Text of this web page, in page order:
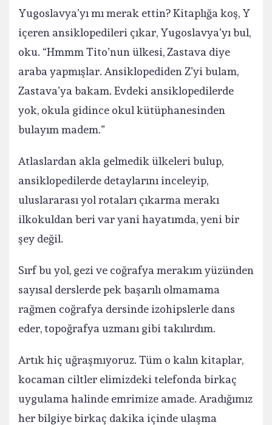
Yugoslavya’yı mı merak ettin? Kitaplığa koş, Y
içeren ansiklopedileri çıkar, Yugoslavya’yı bul,
oku. “Hmmm Tito’nun ülkesi, Zastava diye
araba yapmışlar. Ansiklopediden Z’yi bulam,
Zastava’ya bakam. Evdeki ansiklopedilerde
yok, okula gidince okul kütüphanesinden
bulayım madem.”
Atlaslardan akla gelmedik ülkeleri bulup,
ansiklopedilerde detaylarını inceleyip,
uluslararası yol rotaları çıkarma merakı
ilkokuldan beri var yani hayatımda, yeni bir
şey değil.
Sırf bu yol, gezi ve coğrafya merakım yüzünden
sayısal derslerde pek başarılı olmamama
rağmen coğrafya dersinde izohipslerle dans
eder, topoğrafya uzmanı gibi takılırdım.
Artık hiç uğraşmıyoruz. Tüm o kalın kitaplar,
kocaman ciltler elimizdeki telefonda birkaç
uygulama halinde emrimize amade. Aradığımız
her bilgiye birkaç dakika içinde ulaşma